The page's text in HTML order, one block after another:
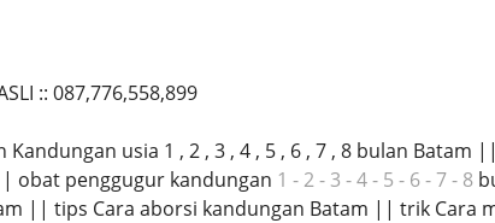
:: 087,776,558,899
usia 1 , 2 , 3 , 4 , 5 , 6 , 7 , 8 bulan
obat penggugur kandungan 1 - 2 - 3 - 4 - 5 - 6 - 7 - 8
|| tips Cara aborsi kandungan Batam || trik Cara